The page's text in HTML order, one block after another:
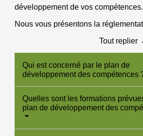
développement de vos compétences.
Nous vous présentons la
Tout replier
Qui est concerné par le plan de
développement des compétences
Quelles sont les formations
plan de développement des